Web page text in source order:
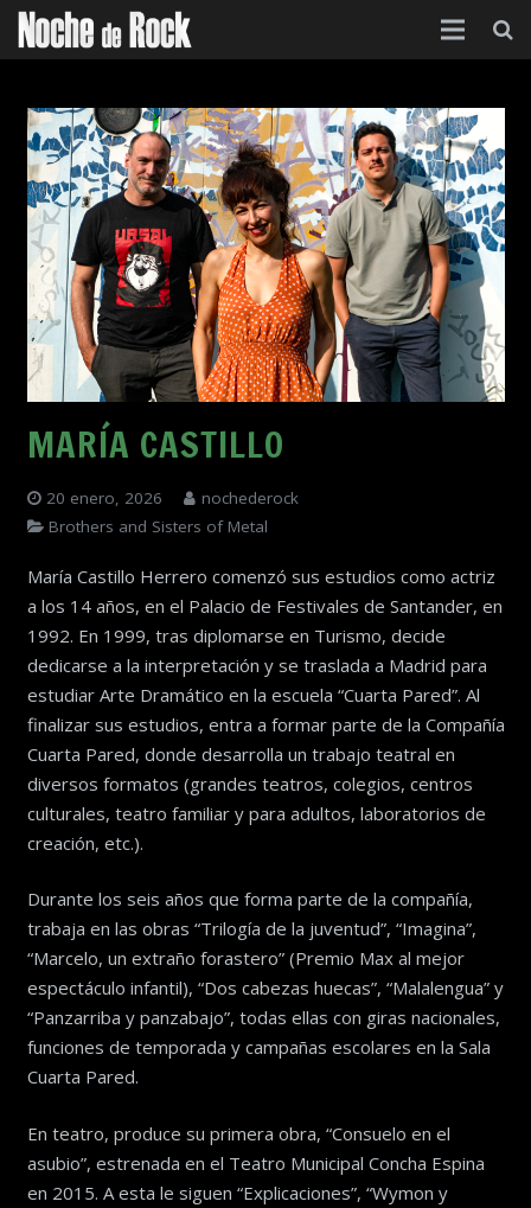
Categorías
Agenda
Foro
Contacto
Acerca de
MARÍA CASTILLO
20 enero, 2026
nochederock
Brothers and Sisters of Metal
María Castillo Herrero comenzó sus estudios como actriz
a los 14 años, en el Palacio de Festivales de Santander, en
1992. En 1999, tras diplomarse en Turismo, decide
dedicarse a la interpretación y se traslada a Madrid para
estudiar Arte Dramático en la escuela “Cuarta Pared”. Al
finalizar sus estudios, entra a formar parte de la Compañía
Cuarta Pared, donde desarrolla un trabajo teatral en
diversos formatos (grandes teatros, colegios, centros
culturales, teatro familiar y para adultos, laboratorios de
creación, etc.).
Durante los seis años que forma parte de la compañía,
trabaja en las obras “Trilogía de la juventud”, “Imagina”,
“Marcelo, un extraño forastero” (Premio Max al mejor
espectáculo infantil), “Dos cabezas huecas”, “Malalengua” y
“Panzarriba y panzabajo”, todas ellas con giras nacionales,
funciones de temporada y campañas escolares en la Sala
Cuarta Pared.
En teatro, produce su primera obra, “Consuelo en el
asubio”, estrenada en el Teatro Municipal Concha Espina
en 2015. A esta le siguen “Explicaciones”, “Wymon y